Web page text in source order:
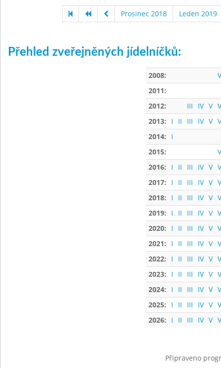
Prosinec 2018 Leden 2019
Přehled zveřejněných jídelníčků:
2008:
2011:
2012:
III IV V
2013:
I II III IV V
2014:
I
2015:
2016:
I II III IV V
2017:
I II III IV V
2018:
I II III IV V
2019:
I II III IV V
2020:
I II III IV V
2021:
I II III IV V
2022:
I II III IV V
2023:
I II III IV V
2024:
I II III IV V
2025:
I II III IV V
2026:
I II III IV V
Připraveno